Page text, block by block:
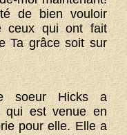
de bien vouloir
ceux qui ont fait
Ta grâce soit sur
soeur Hicks a
qui est venue en
pour elle. Elle a